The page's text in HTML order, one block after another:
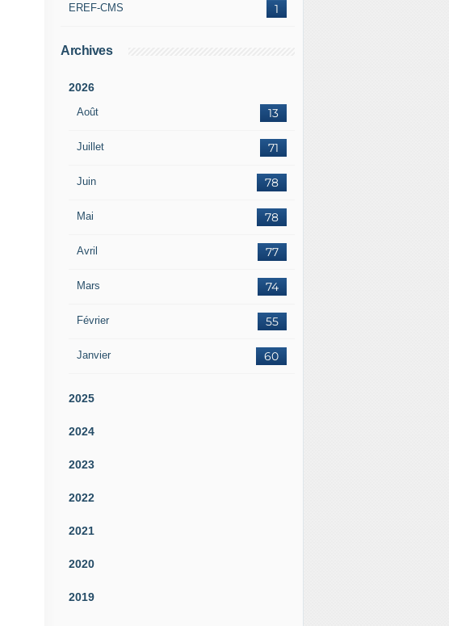
1
EREF-CMS
Archives
2026
Août 13
Juillet 71
Juin 78
Mai 78
Avril 77
Mars 74
Février 55
Janvier 60
2025
2024
2023
2022
2021
2020
2019